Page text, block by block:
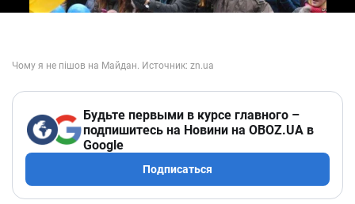
Будьте первыми в курсе главного –
подпишитесь на Новини на OBOZ.UA в
Google
Подписаться